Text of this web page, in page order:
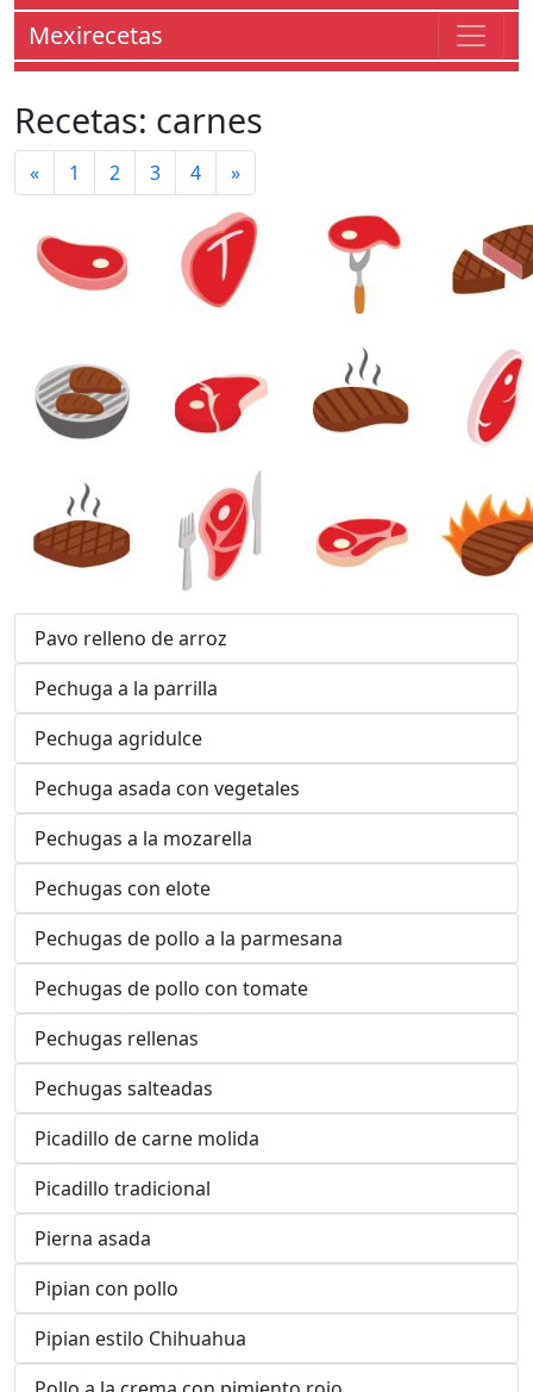
Mexirecetas
Recetas: carnes
« 1 2 3 4 »
Pavo relleno de arroz
Pechuga a la parrilla
Pechuga agridulce
Pechuga asada con vegetales
Pechugas a la mozarella
Pechugas con elote
Pechugas de pollo a la parmesana
Pechugas de pollo con tomate
Pechugas rellenas
Pechugas salteadas
Picadillo de carne molida
Picadillo tradicional
Pierna asada
Pipian con pollo
Pipian estilo Chihuahua